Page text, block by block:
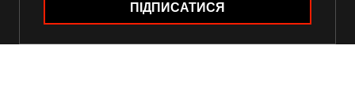
ПІДПИСАТИСЯ